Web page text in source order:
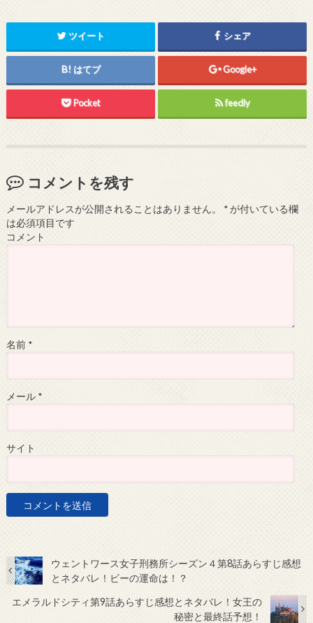
ツイート シェア
はてブ Google+
Pocket feedly
コメントを残す
メールアドレスが公開されることはありません。 *が付いている欄
は必須項目です
コメント
名前 *
メール *
サイト
ウェントワース女子刑務所シーズン４第8話あらすじ感想
とネタバレ！ビーの運命は！？
エメラルドシティ第9話あらすじ感想とネタバレ！女王の
秘密と最終話予想！